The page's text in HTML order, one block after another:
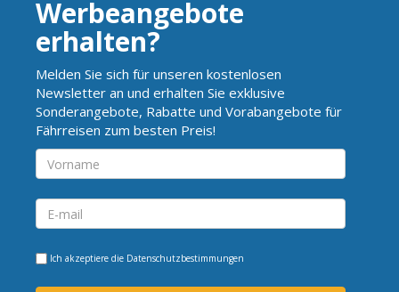
Werbeangebote
erhalten?
Melden Sie sich für unseren kostenlosen
Newsletter an und erhalten Sie exklusive
Sonderangebote, Rabatte und Vorabangebote für
Fährreisen zum besten Preis!
Ich akzeptiere die Datenschutzbestimmungen